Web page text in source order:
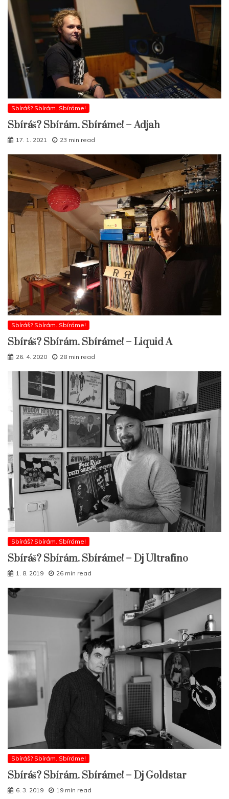
Sbíráš? Sbírám. Sbíráme!
Sbíráš? Sbírám. Sbíráme! – Adjah
17. 1. 2021 23 min read
Sbíráš? Sbírám. Sbíráme!
Sbíráš? Sbírám. Sbíráme! – Liquid A
26. 4. 2020 28 min read
Sbíráš? Sbírám. Sbíráme!
Sbíráš? Sbírám. Sbíráme! – Dj Ultrafino
1. 8. 2019 26 min read
Sbíráš? Sbírám. Sbíráme!
Sbíráš? Sbírám. Sbíráme! – Dj Goldstar
6. 3. 2019 19 min read